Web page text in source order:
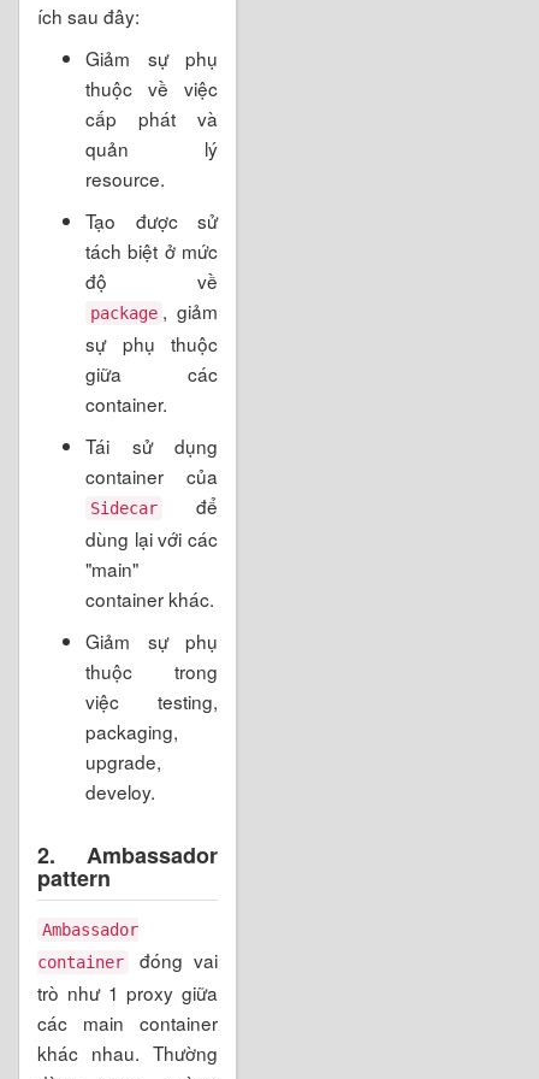
ích sau đây:
Giảm sự phụ
thuộc về việc
cấp phát và
quản lý
resource.
Tạo được sử
tách biệt ở mức
độ về
package , giảm
sự phụ thuộc
giữa các
container.
Tái sử dụng
container của
Sidecar
để
dùng lại với các
"main"
container khác.
Giảm sự phụ
thuộc trong
việc testing,
packaging,
upgrade,
develoy.
2. Ambassador
pattern
Ambassador
container
đóng vai
trò như 1 proxy giữa
các main container
khác nhau. Thường